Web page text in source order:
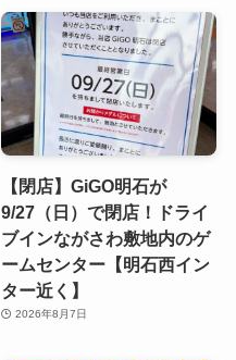
【閉店】GiGO明石が
9/27（日）で閉店！ドライ
ブインながさわ敷地内のゲ
ームセンター【明石西イン
ター近く】
2026年8月7日